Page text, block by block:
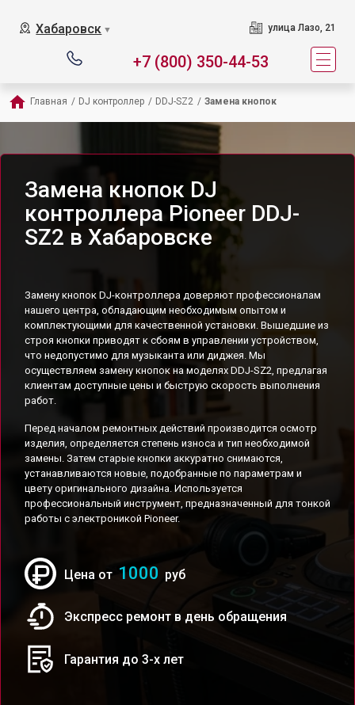
Хабаровск ▼ улица Лазо, 21
+7 (800) 350-44-53
Главная / DJ контроллер / DDJ-SZ2 / Замена кнопок
Замена кнопок DJ
контроллера Pioneer DDJ-
SZ2 в Хабаровске
Замену кнопок DJ-контроллера доверяют профессионалам
нашего центра, обладающим необходимым опытом и
комплектующими для качественной установки. Вышедшие из
строя кнопки приводят к сбоям в управлении устройством,
что недопустимо для музыканта или диджея. Мы
осуществляем замену кнопок на моделях DDJ-SZ2, предлагая
клиентам доступные цены и быструю скорость выполнения
работ.
Перед началом ремонтных действий производится осмотр
изделия, определяется степень износа и тип необходимой
замены. Затем старые кнопки аккуратно снимаются,
устанавливаются новые, подобранные по параметрам и
цвету оригинального дизайна. Используется
профессиональный инструмент, предназначенный для тонкой
работы с электроникой Pioneer.
Цена от 1000 руб
Экспресс ремонт в день обращения
Гарантия до 3-х лет